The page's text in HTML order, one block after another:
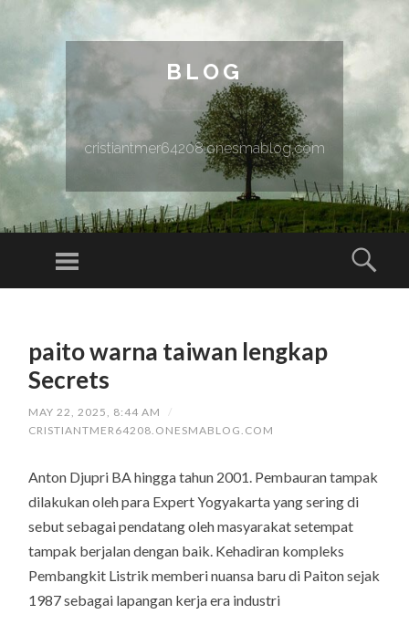
BLOG
cristiantmer64208.onesmablog.com
Menu
paito warna taiwan lengkap
Secrets
MAY 22, 2025, 8:44 AM
/
CRISTIANTMER64208.ONESMABLOG.COM
Anton Djupri BA hingga tahun 2001. Pembauran tampak
dilakukan oleh para Expert Yogyakarta yang sering di
sebut sebagai pendatang oleh masyarakat setempat
tampak berjalan dengan baik. Kehadiran kompleks
Pembangkit Listrik memberi nuansa baru di Paiton sejak
1987 sebagai lapangan kerja era industri